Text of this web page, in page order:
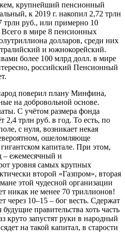
крупнейший пенсионный
к 2019 г. накопил 2,72 трлн
трлн руб., или примерно 10
в мире 8 пенсионных
долларов, среди них
и южнокорейский.
более 100 млрд долл. в мире
российский Пенсионный
поверил плану Минфина,
на добровольной основе.
С учётом размера фонда
2,4 трлн руб. в год. То есть, по
с нуля, возникает некая
ошеломляюще
капитале. При этом,
– ежемесячный и
уровня самых крупных
второй «Газпром», вторая
этой чудесной организации
никак не менее 70 триллионов!
через 10–15 – бог весть. Сдержат
правительства хоть часть
круто запустят руки в народный
на такой капитал, в старости